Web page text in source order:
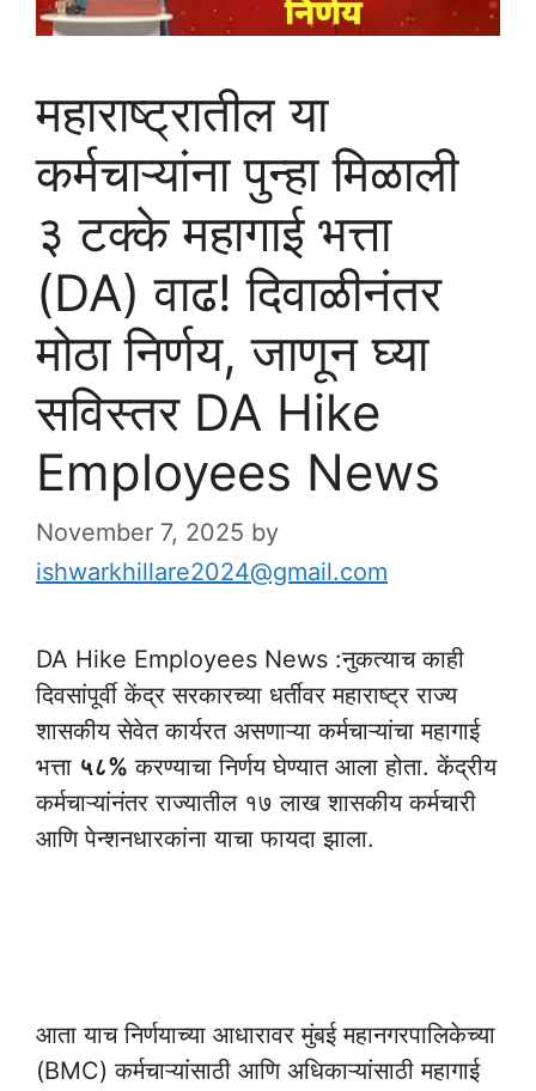
महाराष्ट्रातील या
कर्मचाऱ्यांना पुन्हा मिळाली
३ टक्के महागाई भत्ता
(DA) वाढ! दिवाळीनंतर
मोठा निर्णय, जाणून घ्या
सविस्तर DA Hike
Employees News
November 7, 2025 by
ishwarkhillare2024@gmail.com
DA Hike Employees News :नुकत्याच काही
दिवसांपूर्वी केंद्र सरकारच्या धर्तीवर महाराष्ट्र राज्य
शासकीय सेवेत कार्यरत असणाऱ्या कर्मचाऱ्यांचा महागाई
भत्ता ५८% करण्याचा निर्णय घेण्यात आला होता. केंद्रीय
कर्मचाऱ्यांनंतर राज्यातील १७ लाख शासकीय कर्मचारी
आणि पेन्शनधारकांना याचा फायदा झाला.
आता याच निर्णयाच्या आधारावर मुंबई महानगरपालिकेच्या
(BMC) कर्मचाऱ्यांसाठी आणि अधिकाऱ्यांसाठी महागाई